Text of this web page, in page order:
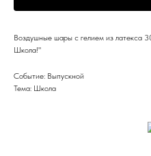
Воздушные шары с гелием из латекса
Школа!"
Событие: Выпускной
Тема: Школа